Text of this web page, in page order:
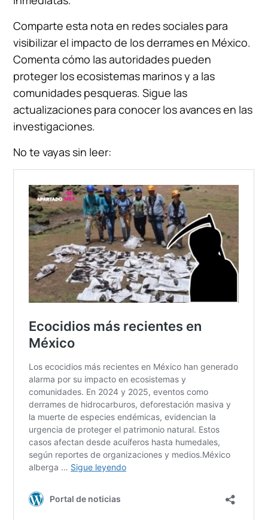
Comparte esta nota en redes sociales para
visibilizar el impacto de los derrames en México.
Comenta cómo las autoridades pueden
proteger los ecosistemas marinos y a las
comunidades pesqueras. Sigue las
actualizaciones para conocer los avances en las
investigaciones.
No te vayas sin leer: